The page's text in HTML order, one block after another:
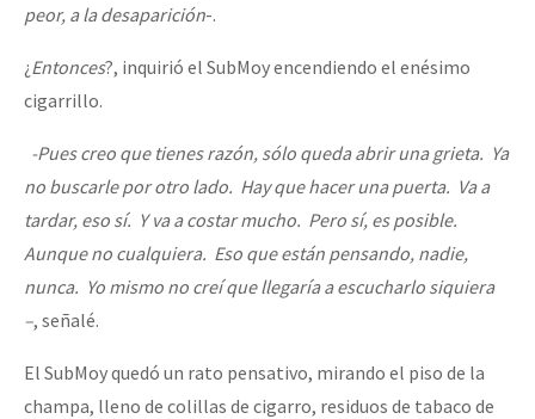
peor, a la desaparición-.
¿Entonces?, inquirió el SubMoy encendiendo el enésimo
cigarrillo.
-Pues creo que tienes razón, sólo queda abrir una grieta. Ya
no buscarle por otro lado. Hay que hacer una puerta. Va a
tardar, eso sí. Y va a costar mucho. Pero sí, es posible.
Aunque no cualquiera. Eso que están pensando, nadie,
nunca. Yo mismo no creí que llegaría a escucharlo siquiera
–, señalé.
El SubMoy quedó un rato pensativo, mirando el piso de la
champa, lleno de colillas de cigarro, residuos de tabaco de